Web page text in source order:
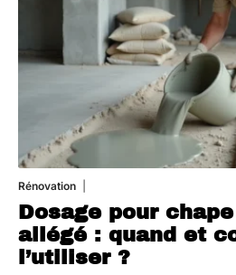
Rénovation
Dosage pour
allégé : quand et
l’utiliser ?